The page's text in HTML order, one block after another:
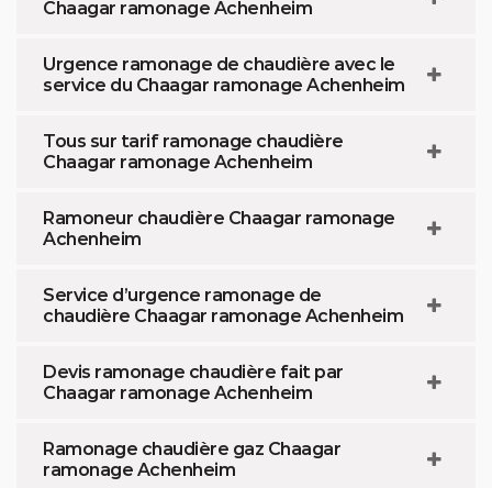
Chaagar ramonage Achenheim
Urgence ramonage de chaudière avec le
service du Chaagar ramonage Achenheim
Tous sur tarif ramonage chaudière
Chaagar ramonage Achenheim
Ramoneur chaudière Chaagar ramonage
Achenheim
Service d’urgence ramonage de
chaudière Chaagar ramonage Achenheim
Devis ramonage chaudière fait par
Chaagar ramonage Achenheim
Ramonage chaudière gaz Chaagar
ramonage Achenheim